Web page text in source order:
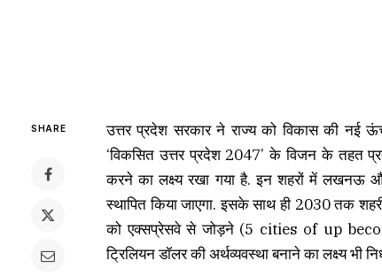
SHARE
उत्तर प्रदेश सरकार ने राज्य को विकास की नई
‘विकसित उत्तर प्रदेश 2047’ के विजन के तहत
करने का लक्ष्य रखा गया है. इन शहरों में लखनऊ
स्थापित किया जाएगा. इसके साथ ही 2030 तक
को एक्सप्रेसवे से जोड़ने (5 cities of up
ट्रिलियन डॉलर की अर्थव्यवस्था बनाने का लक्ष्य भी